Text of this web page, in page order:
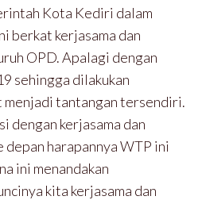
Kota Kediri dalam
berkat kerjasama dan
OPD. Apalagi dengan
sehingga dilakukan
tantangan tersendiri.
dengan kerjasama dan
depan harapannya WTP ini
ini menandakan
kita kerjasama dan